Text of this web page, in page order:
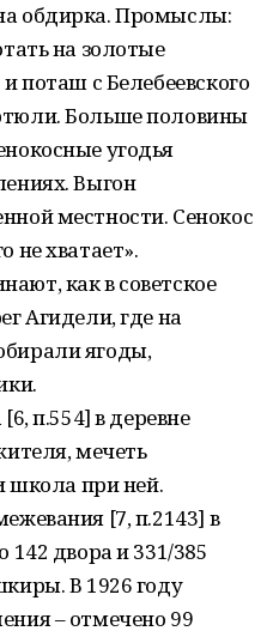
обдирка. Промыслы:
на золотые
поташ с Белебеевского
Больше половины
угодья
Выгон
местности. Сенокос
не хватает».
как в советское
Агидели, где на
ягоды,
п.554] в деревне
мечеть
школа при ней.
[7, п.2143] в
142 двора и 331/385
В 1926 году
– отмечено 99